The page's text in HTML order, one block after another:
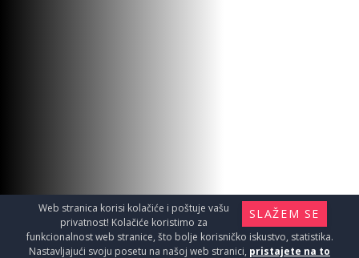
SLAŽEM SE
Web stranica korisi kolačiće i poštuje vašu
privatnost! Kolačiće koristimo za
funkcionalnost web stranice, što bolje korisničko iskustvo, statistika.
Nastavljajući svoju posetu na našoj web stranici, pristajete na to